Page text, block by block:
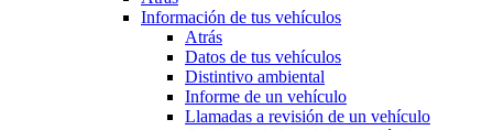
Información de tus vehículos
Atrás
Datos de tus vehículos
Distintivo ambiental
Informe de un vehículo
Llamadas a revisión de un vehículo